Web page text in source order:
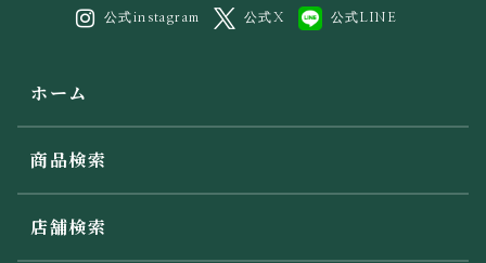
公式instagram 公式X 公式LINE
ホーム
商品検索
店舗検索